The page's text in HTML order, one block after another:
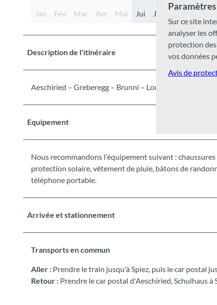
Jan Fév Mar Avr Mai Jui Jui
Description de l'itinéraire
Aeschiried – Greberegg – Brunni – Louene – Suld –
Equipement
Nous recommandons l'équipement suivant :
protection solaire, vêtement de pluie, bâtons de
téléphone portable.
Arrivée et stationnement
Transports en commun
Aller : Prendre le train jusqu'à Spiez, puis le car postal
Retour : Prendre le car postal d'Aeschiried, Schulhaus à
Sur ce site
analyser les
protection
vos données
Avis de